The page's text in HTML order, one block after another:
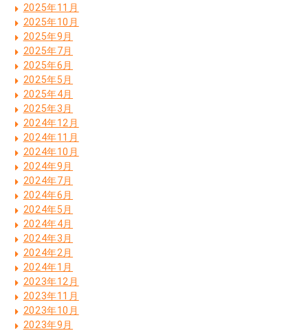
2025年11月
2025年10月
2025年9月
2025年7月
2025年6月
2025年5月
2025年4月
2025年3月
2024年12月
2024年11月
2024年10月
2024年9月
2024年7月
2024年6月
2024年5月
2024年4月
2024年3月
2024年2月
2024年1月
2023年12月
2023年11月
2023年10月
2023年9月